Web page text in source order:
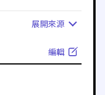
展開來源
編輯